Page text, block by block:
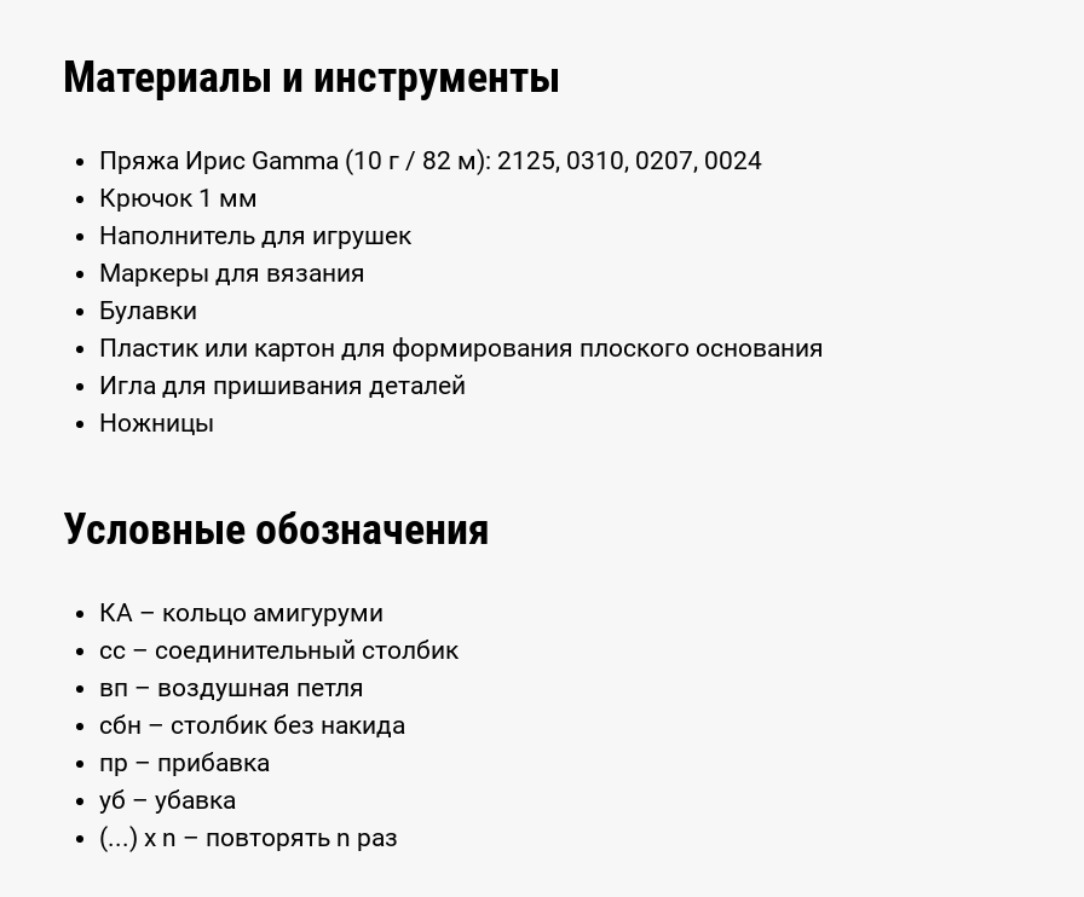
Материалы и инструменты
Пряжа Ирис Gamma (10 г / 82 м): 2125, 0310, 0207, 0024
Крючок 1 мм
Наполнитель для игрушек
Маркеры для вязания
Булавки
Пластик или картон для формирования плоского основания
Игла для пришивания деталей
Ножницы
Условные обозначения
КА – кольцо амигуруми
сс – соединительный столбик
вп – воздушная петля
сбн – столбик без накида
пр – прибавка
уб – убавка
(...) x n – повторять n раз